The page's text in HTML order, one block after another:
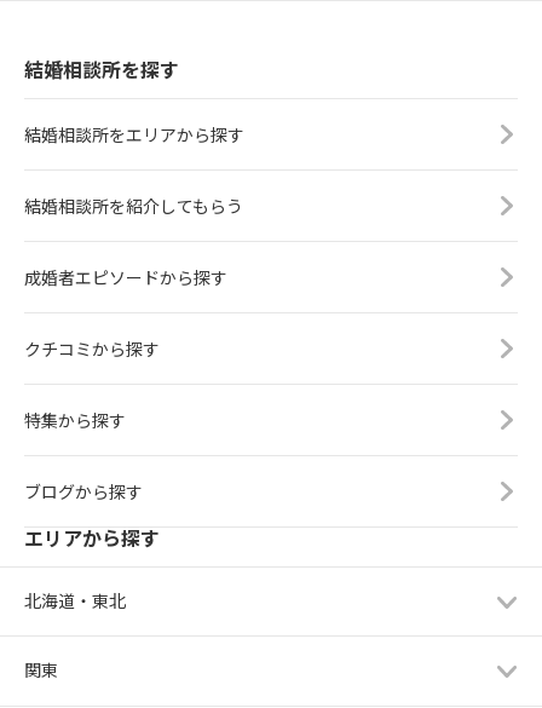
結婚相談所を探す
結婚相談所をエリアから探す
結婚相談所を紹介してもらう
成婚者エピソードから探す
クチコミから探す
特集から探す
ブログから探す
エリアから探す
北海道・東北
関東